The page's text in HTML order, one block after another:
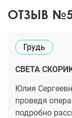
ОТЗЫВ
Грудь
СВЕТА
Юлия
проведя
подробно